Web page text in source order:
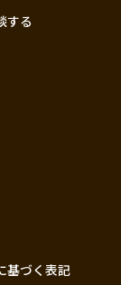
する
基づく表記